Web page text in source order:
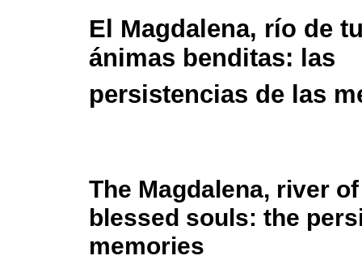
El Magdalena, río de
ánimas benditas: las
persistencias de las
The Magdalena, river
blessed souls: the
memories